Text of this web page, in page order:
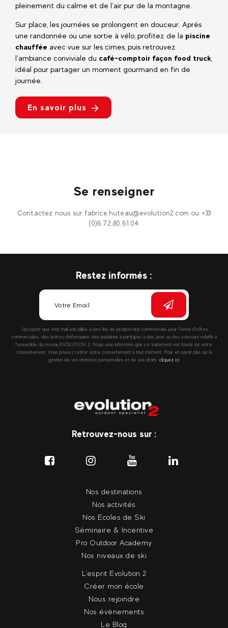
pleinement du calme et de l’air pur de la montagne.
Sur place, les journées se prolongent en douceur. Après
une randonnée ou une sortie à vélo, profitez de la piscine
chauffée avec vue sur les cimes, puis retrouvez
l’ambiance conviviale du café-comptoir façon food truck
idéal pour partager un moment gourmand en fin de
journée.
En savoir plus
Se renseigner
Contactez nous sur fabrice.huteau@evolution2.com ou +33
(0)6.72.80.61.04
Restez informés :
J’accepte que mon mail soit utilisé à des fins de prospection commerciale pour l’envoi d’offres
commerciales, des lettres d’information, des invitations à participer à des jeux ou des concours relatifs à
l’ensemble du réseau EVOLUTION 2. Nous vous informons que ce traitement est fondé sur votre
consentement. Vous pouvez retirer votre consentement à tout moment. Pour en savoir plus sur la
gestion de vos données personnelles et de vos droits :cliquez ici
Retrouvez-nous sur :
Nos destinations
Nos activités
Nos Ecoles de Ski
Séminaire & Incentive
Pro Outdoor Academy
Nos niveaux de ski
L'esprit Evolution 2
Créer mon école
Nous rejoindre
Nos évènements
Le Blog